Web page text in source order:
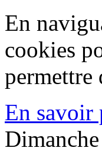
En
cookies
permettre
En savoir